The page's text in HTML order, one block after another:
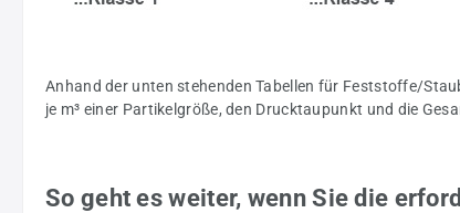
Anhand der unten stehenden Tabellen für Feststoffe/
je m³ einer Partikelgröße, den Drucktaupunkt und die
So geht es weiter, wenn Sie die